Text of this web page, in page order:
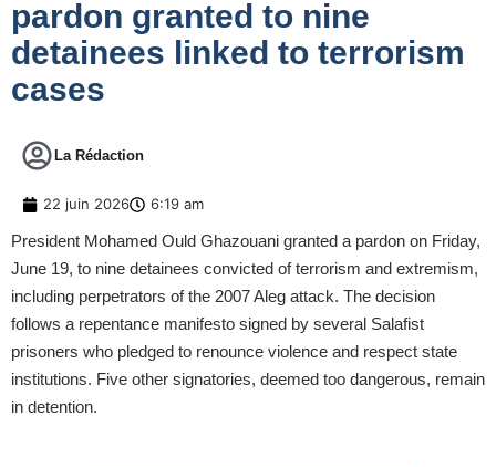
pardon granted to nine
detainees linked to terrorism
cases
La Rédaction
22 juin 2026 6:19 am
President Mohamed Ould Ghazouani granted a pardon on Friday,
June 19, to nine detainees convicted of terrorism and extremism,
including perpetrators of the 2007 Aleg attack. The decision
follows a repentance manifesto signed by several Salafist
prisoners who pledged to renounce violence and respect state
institutions. Five other signatories, deemed too dangerous, remain
in detention.